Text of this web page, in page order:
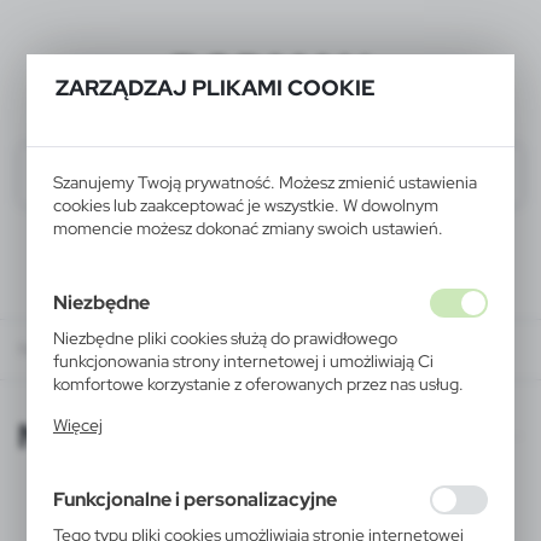
ZARZĄDZAJ PLIKAMI COOKIE
Szanujemy Twoją prywatność. Możesz zmienić ustawienia
cookies lub zaakceptować je wszystkie. W dowolnym
momencie możesz dokonać zmiany swoich ustawień.
Niezbędne
Niezbędne pliki cookies służą do prawidłowego
funkcjonowania strony internetowej i umożliwiają Ci
komfortowe korzystanie z oferowanych przez nas usług.
działania w celu m.in. dostosowania Twoich ustawień
korzystasz, może działać bez zakłóceń.
Więcej
Funkcjonalne i personalizacyjne
Tego typu pliki cookies umożliwiają stronie internetowej
BODMAN
Newsletter
Newsletter
Jeśli są Państwo zainteresowani otrzymywaniem informacji o
nowościach z naszej oferty, prosimy o wypełnienie formularza: